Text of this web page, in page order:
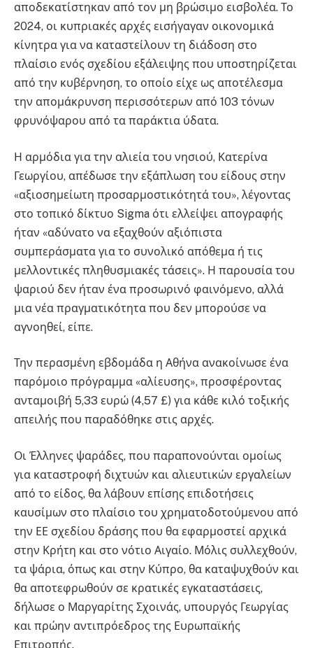
αποδεκατίστηκαν από τον μη βρώσιμο εισβολέα. Το
2024, οι κυπριακές αρχές εισήγαγαν οικονομικά
κίνητρα για να καταστείλουν τη διάδοση στο
πλαίσιο ενός σχεδίου εξάλειψης που υποστηρίζεται
από την κυβέρνηση, το οποίο είχε ως αποτέλεσμα
την απομάκρυνση περισσότερων από 103 τόνων
φρυνόψαρου από τα παράκτια ύδατα.
Η αρμόδια για την αλιεία του νησιού, Κατερίνα
Γεωργίου, απέδωσε την εξάπλωση του είδους στην
«αξιοσημείωτη προσαρμοστικότητά του», λέγοντας
στο τοπικό δίκτυο Sigma ότι ελλείψει απογραφής
ήταν «αδύνατο να εξαχθούν αξιόπιστα
συμπεράσματα για το συνολικό απόθεμα ή τις
μελλοντικές πληθυσμιακές τάσεις». Η παρουσία του
ψαριού δεν ήταν ένα προσωρινό φαινόμενο, αλλά
μια νέα πραγματικότητα που δεν μπορούσε να
αγνοηθεί, είπε.
Την περασμένη εβδομάδα η Αθήνα ανακοίνωσε ένα
παρόμοιο πρόγραμμα «αλίευσης», προσφέροντας
ανταμοιβή 5,33 ευρώ (4,57 £) για κάθε κιλό τοξικής
απειλής που παραδόθηκε στις αρχές.
Οι Έλληνες ψαράδες, που παραπονούνται ομοίως
για καταστροφή διχτυών και αλιευτικών εργαλείων
από το είδος, θα λάβουν επίσης επιδοτήσεις
καυσίμων στο πλαίσιο του χρηματοδοτούμενου από
την ΕΕ σχεδίου δράσης που θα εφαρμοστεί αρχικά
στην Κρήτη και στο νότιο Αιγαίο. Μόλις συλλεχθούν,
τα ψάρια, όπως και στην Κύπρο, θα καταψυχθούν και
θα αποτεφρωθούν σε κρατικές εγκαταστάσεις,
δήλωσε ο Μαργαρίτης Σχοινάς, υπουργός Γεωργίας
και πρώην αντιπρόεδρος της Ευρωπαϊκής
Επιτροπής.